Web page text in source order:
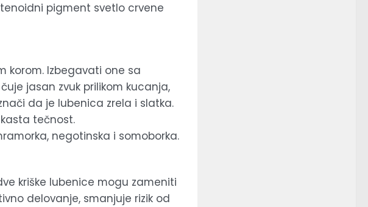
pigment svetlo crvene
korom. Izbegavati one sa
jasan zvuk prilikom kucanja,
da je lubenica zrela i slatka.
tečnost.
negotinska i somoborka.
kriške lubenice mogu zameniti
delovanje, smanjuje rizik od